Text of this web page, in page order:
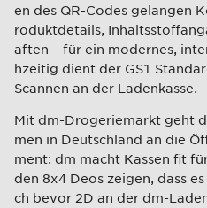
en des QR-Codes gelangen
roduktdetails,
aften – für ein modernes,
hzeitig dient der GS1
Scannen an der Ladenkasse.
Mit dm-Drogeriemarkt geht
men in Deutschland an die
ment: dm macht Kassen fit
den 8x4 Deos zeigen, dass
ch bevor 2D an der dm-